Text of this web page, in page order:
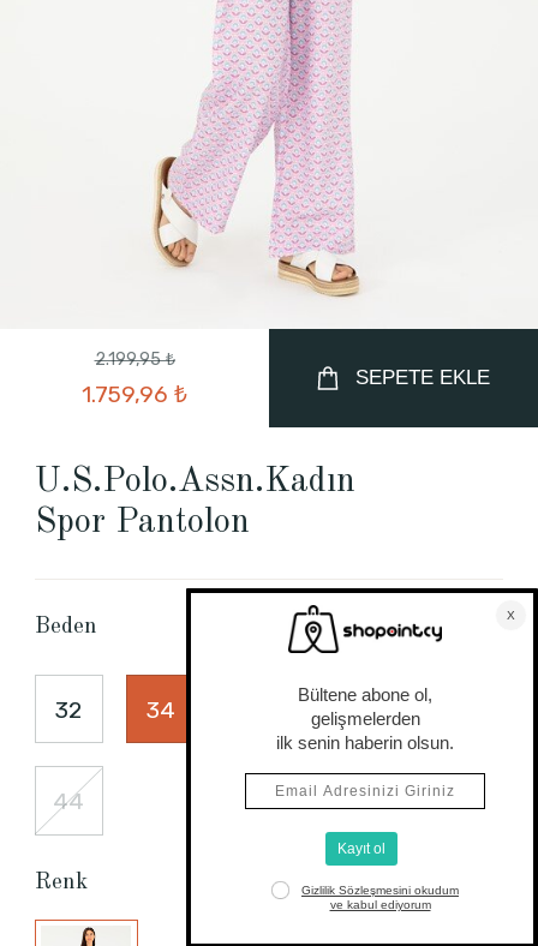
2.199,95 ₺
1.759,96 ₺
SEPETE EKLE
U.S.Polo.Assn.Kadın
Spor Pantolon
Beden Beden Tablosu
32 34 40 42
44
Renk